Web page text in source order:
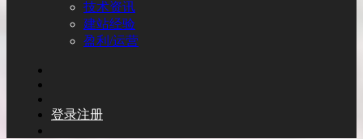
技术资讯
建站经验
盈利/运营
登录注册